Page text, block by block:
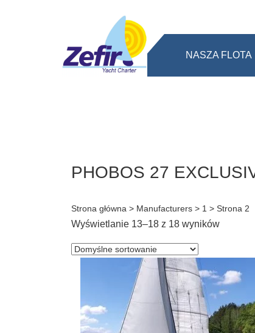
NASZA FLOTA
PHOBOS 27
Strona główna > Manufacturers > 1 > Strona 2
Wyświetlanie 13–18 z 18 wyników